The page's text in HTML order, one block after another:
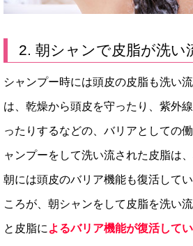
2. 朝シャンで皮脂が洗い
シャンプー時には頭皮の皮脂も洗い
は、乾燥から頭皮を守ったり、紫外
ったりするなどの、バリアとしての
ャンプーをして洗い流された皮脂は
朝には頭皮のバリア機能も復活して
ころが、朝シャンをして皮脂を洗い
と皮脂に よるバリア機能が復活して